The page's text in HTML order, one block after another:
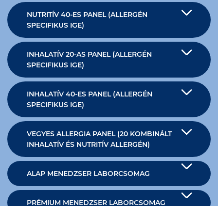
NUTRITÍV 40-ES PANEL (ALLERGÉN
SPECIFIKUS IGE)
INHALATÍV 20-AS PANEL (ALLERGÉN
SPECIFIKUS IGE)
INHALATÍV 40-ES PANEL (ALLERGÉN
SPECIFIKUS IGE)
VEGYES ALLERGIA PANEL (20 KOMBINÁLT
INHALATÍV ÉS NUTRITÍV ALLERGÉN)
ALAP MENEDZSER LABORCSOMAG
PRÉMIUM MENEDZSER LABORCSOMAG